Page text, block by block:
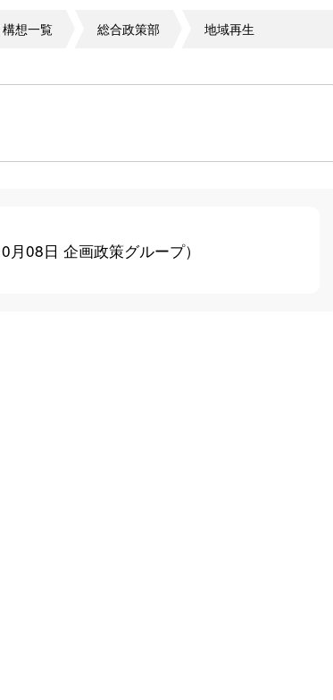
想一覧 総合政策部 地域再生
月08日 企画政策グループ）